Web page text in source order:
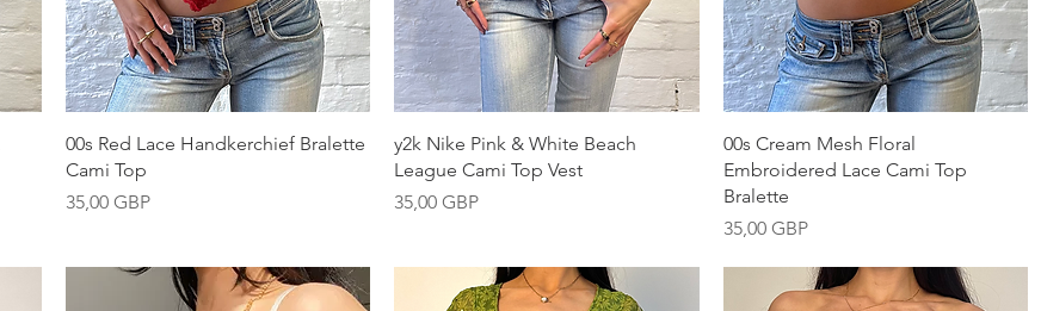
Vista rápida
00s Red Lace Handkerchief Bralette
Cami Top
Precio
35,00 GBP
Vista rápida
y2k Nike Pink & White Beach
League Cami Top Vest
Precio
35,00 GBP
Vista rápida
00s Cream Mesh Floral
Embroidered Lace Cami Top
Bralette
Precio
35,00 GBP